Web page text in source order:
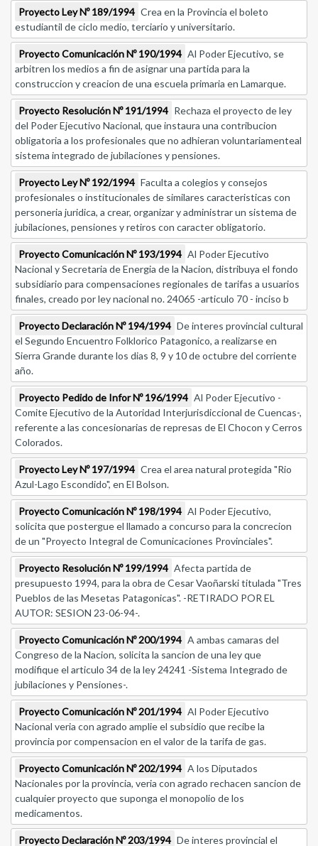
Proyecto Ley Nº 189/1994 Crea en la Provincia el boleto
estudiantil de ciclo medio, terciario y universitario.
Proyecto Comunicación Nº 190/1994 Al Poder Ejecutivo, se
arbitren los medios a fin de asignar una partida para la
construccion y creacion de una escuela primaria en Lamarque.
Proyecto Resolución Nº 191/1994 Rechaza el proyecto de ley
del Poder Ejecutivo Nacional, que instaura una contribucion
obligatoria a los profesionales que no adhieran voluntariamenteal
sistema integrado de jubilaciones y pensiones.
Proyecto Ley Nº 192/1994 Faculta a colegios y consejos
profesionales o institucionales de similares caracteristicas con
personeria juridica, a crear, organizar y administrar un sistema de
jubilaciones, pensiones y retiros con caracter obligatorio.
Proyecto Comunicación Nº 193/1994 Al Poder Ejecutivo
Nacional y Secretaria de Energia de la Nacion, distribuya el fondo
subsidiario para compensaciones regionales de tarifas a usuarios
finales, creado por ley nacional no. 24065 -articulo 70 - inciso b
Proyecto Declaración Nº 194/1994 De interes provincial cultural
el Segundo Encuentro Folklorico Patagonico, a realizarse en
Sierra Grande durante los dias 8, 9 y 10 de octubre del corriente
año.
Proyecto Pedido de Infor Nº 196/1994 Al Poder Ejecutivo -
Comite Ejecutivo de la Autoridad Interjurisdiccional de Cuencas-,
referente a las concesionarias de represas de El Chocon y Cerros
Colorados.
Proyecto Ley Nº 197/1994 Crea el area natural protegida "Rio
Azul-Lago Escondido", en El Bolson.
Proyecto Comunicación Nº 198/1994 Al Poder Ejecutivo,
solicita que postergue el llamado a concurso para la concrecion
de un "Proyecto Integral de Comunicaciones Provinciales".
Proyecto Resolución Nº 199/1994 Afecta partida de
presupuesto 1994, para la obra de Cesar Vaoñarski titulada "Tres
Pueblos de las Mesetas Patagonicas". -RETIRADO POR EL
AUTOR: SESION 23-06-94-.
Proyecto Comunicación Nº 200/1994 A ambas camaras del
Congreso de la Nacion, solicita la sancion de una ley que
modifique el articulo 34 de la ley 24241 -Sistema Integrado de
jubilaciones y Pensiones-.
Proyecto Comunicación Nº 201/1994 Al Poder Ejecutivo
Nacional veria con agrado amplie el subsidio que recibe la
provincia por compensacion en el valor de la tarifa de gas.
Proyecto Comunicación Nº 202/1994 A los Diputados
Nacionales por la provincia, veria con agrado rechacen sancion de
cualquier proyecto que suponga el monopolio de los
medicamentos.
Proyecto Declaración Nº 203/1994 De interes provincial el